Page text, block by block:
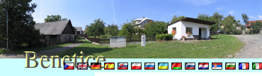
Benetice
Benetice